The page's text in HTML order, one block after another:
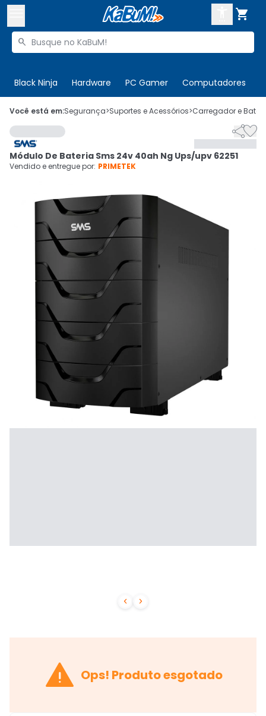

Buscar produtos

Black Ninja Hardware PC Gamer Computadores
 Olá. Acesse sua conta
 Departamentos
Cupons
Ativar tradutor em libras
CADASTRE-SE
Você está em:Segurança>Suportes e Acessórios>Carregador e
 

Módulo De Bateria Sms 24v 40ah Ng Ups/upv 62251
Vendido e entregue por: PRIMETEK
 Ops! Produto esgotado